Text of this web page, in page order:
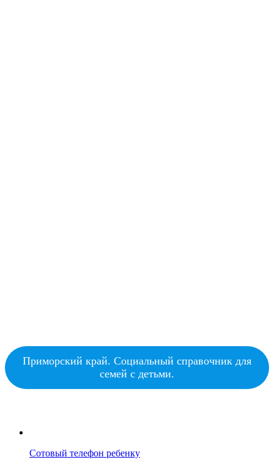
Приморский край. Социальный справочник для
семей с детьми.
Сотовый телефон ребенку